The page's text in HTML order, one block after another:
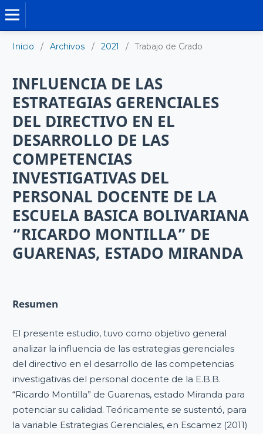
Inicio / Archivos / 2021 / Trabajo de Grado
INFLUENCIA DE LAS
ESTRATEGIAS GERENCIALES
DEL DIRECTIVO EN EL
DESARROLLO DE LAS
COMPETENCIAS
INVESTIGATIVAS DEL
PERSONAL DOCENTE DE LA
ESCUELA BASICA BOLIVARIANA
“RICARDO MONTILLA” DE
GUARENAS, ESTADO MIRANDA
Resumen
El presente estudio, tuvo como objetivo general
analizar la influencia de las estrategias gerenciales
del directivo en el desarrollo de las competencias
investigativas del personal docente de la E.B.B.
“Ricardo Montilla” de Guarenas, estado Miranda para
potenciar su calidad. Teóricamente se sustentó, para
la variable Estrategias Gerenciales, en Escamez (2011)